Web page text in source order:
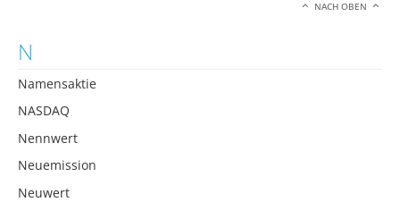
NACH OBEN
N
Namensaktie
NASDAQ
Nennwert
Neuemission
Neuwert